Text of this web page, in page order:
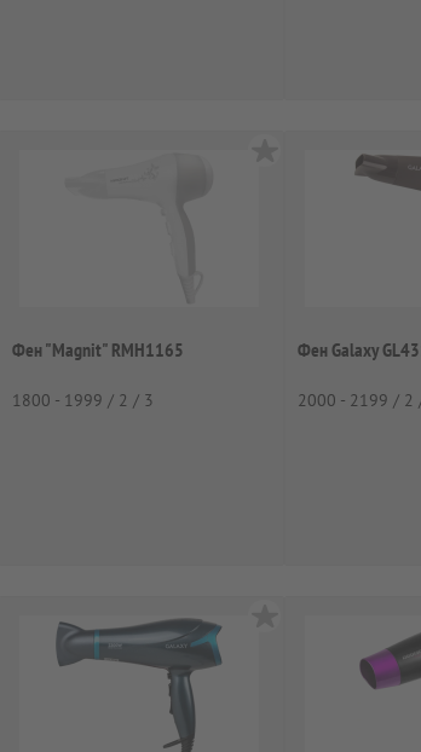
Фен "Magnit" RMH1165
1800 - 1999 / 2 / 3
Фен Galaxy
2000 - 2199 / 2